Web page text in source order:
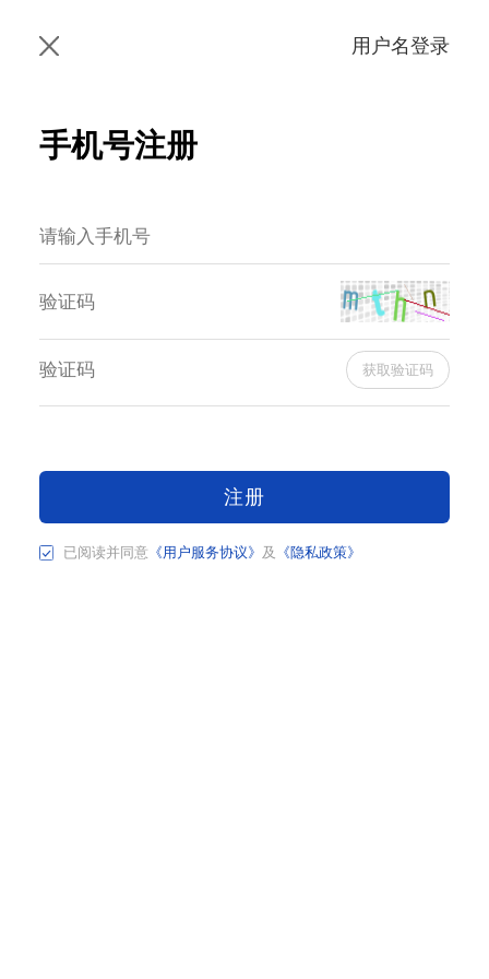
用户名登录
手机号注册
获取验证码
注册
已阅读并同意 《用户服务协议》 及 《隐私政策》